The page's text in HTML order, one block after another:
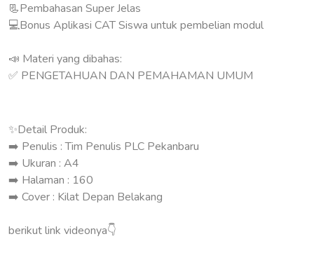
📃Pembahasan Super Jelas
💻Bonus Aplikasi CAT Siswa untuk pembelian modul
📣 Materi yang dibahas:
✅ PENGETAHUAN DAN PEMAHAMAN UMUM
✨Detail Produk:
➡️ Penulis : Tim Penulis PLC Pekanbaru
➡️ Ukuran : A4
➡️ Halaman : 160
➡️ Cover : Kilat Depan Belakang
berikut link videonya👇